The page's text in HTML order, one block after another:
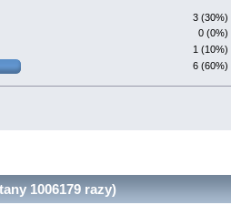
3 (30%)
0 (0%)
1 (10%)
6 (60%)
1006179 razy)